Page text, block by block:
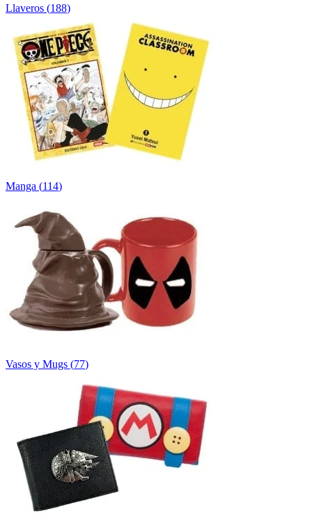
Llaveros (188)
Manga (114)
Vasos y Mugs (77)